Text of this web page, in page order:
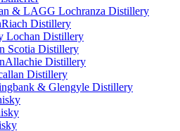
& LAGG Lochranza Distillery
Distillery
Lochan Distillery
Scotia Distillery
Distillery
Distillery
& Glengyle Distillery